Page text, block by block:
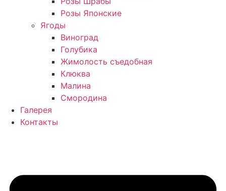
Розы Японские
Ягоды
Виноград
Голубика
Жимолость съедобная
Клюква
Малина
Смородина
Галерея
Контакты